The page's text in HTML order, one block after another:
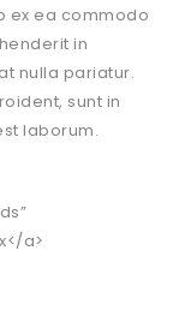
ex ea commodo
in
nulla pariatur.
sunt in
laborum.
a>